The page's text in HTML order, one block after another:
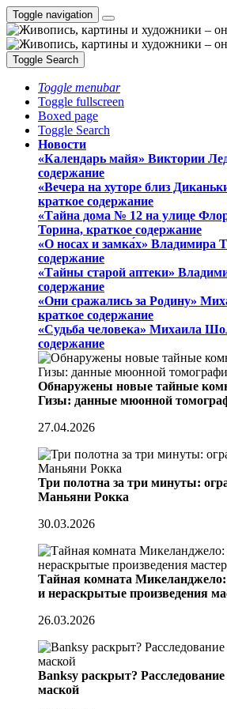
Toggle navigation
Toggle Search
Toggle menubar
Toggle fullscreen
Boxed page
Toggle Search
Новости
«Календарь майя» Виктории
содержание
«Вечера на хуторе близ
краткое содержание
«Тайна дома № 12 на улице
Торина, краткое содержание
«О носах и замка́х» Владимира
содержание
«Тайны старой аптеки»
содержание
«Они сражались за Родину»
краткое содержание
«Судьба человека» Михаила
содержание
Обнаружены новые тайные
Гизы: данные мюонной
27.04.2026
Три полотна за три минуты:
Маньяни Рокка
30.03.2026
Тайная комната Микеланджело:
и нераскрытые произведения
26.03.2026
Banksy раскрыт? Расследование
маской